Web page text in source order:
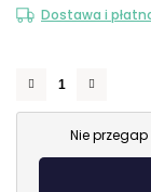
Dostawa i
Nie